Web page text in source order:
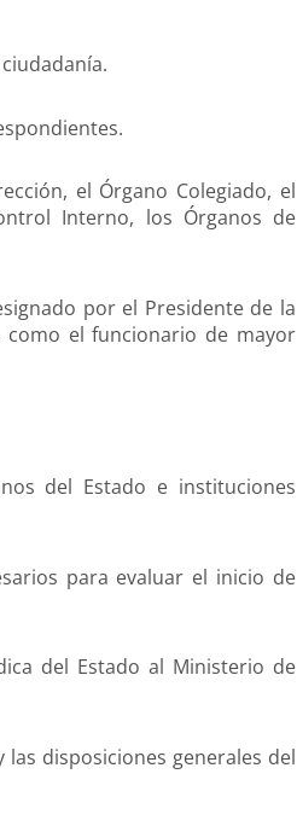
el Órgano Colegiado, el
Interno, los Órganos de
por el Presidente de la
como el funcionario de mayor
del Estado e instituciones
para evaluar el inicio de
del Estado al Ministerio de
disposiciones generales del